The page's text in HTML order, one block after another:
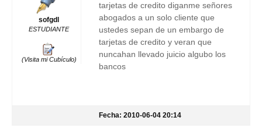
sofgdl
ESTUDIANTE
(Visita mi Cubículo)
tarjetas de credito diganme señores
abogados a un solo cliente que
ustedes sepan de un embargo de
tarjetas de credito y veran que
nuncahan llevado juicio algubo los
bancos
Fecha: 2010-06-04 20:14